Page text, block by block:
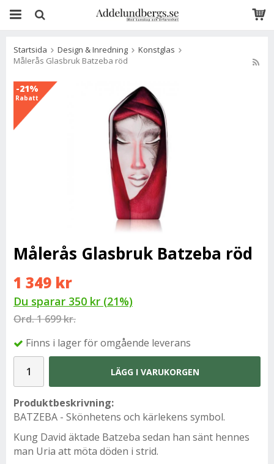
Startsida Design & Inredning
Konstglas
Målerås Glasbruk Batzeba röd
-21%
Rabatt
Målerås Glasbruk Batzeba röd
1 349 kr
Du sparar 350 kr (21%)
Ord.1 699 kr.
Finns i lager för omgående leverans
LÄGG I VARUKORGEN
Produktbeskrivning:
BATZEBA - Skönhetens och kärlekens symbol.
Kung David äktade Batzeba sedan han sänt hennes
man Uria att möta döden i strid.